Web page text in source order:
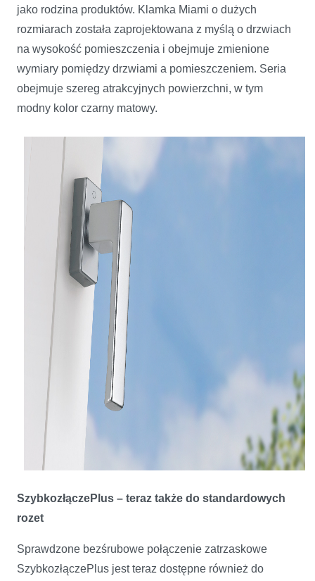
jako rodzina produktów. Klamka Miami o dużych
rozmiarach została zaprojektowana z myślą o drzwiach
na wysokość pomieszczenia i obejmuje zmienione
wymiary pomiędzy drzwiami a pomieszczeniem. Seria
obejmuje szereg atrakcyjnych powierzchni, w tym
modny kolor czarny matowy.
SzybkozłączePlus – teraz także do standardowych
rozet
Sprawdzone bezśrubowe połączenie zatrzaskowe
SzybkozłączePlus jest teraz dostępne również do